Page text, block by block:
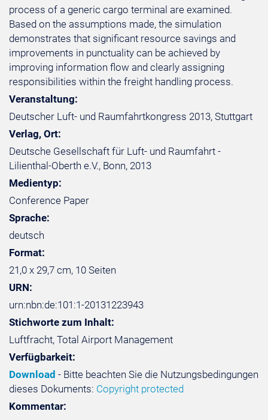
process of a generic cargo terminal are examined.
Based on the assumptions made, the simulation
demonstrates that significant resource savings and
improvements in punctuality can be achieved by
improving information flow and clearly assigning
responsibilities within the freight handling process.
Veranstaltung:
Deutscher Luft- und Raumfahrtkongress 2013, Stuttgart
Verlag, Ort:
Deutsche Gesellschaft für Luft- und Raumfahrt -
Lilienthal-Oberth e.V., Bonn, 2013
Medientyp:
Conference Paper
Sprache:
deutsch
Format:
21,0 x 29,7 cm, 10 Seiten
URN:
urn:nbn:de:101:1-20131223943
Stichworte zum Inhalt:
Luftfracht, Total Airport Management
Verfügbarkeit:
Download - Bitte beachten Sie die Nutzungsbedingungen
dieses Dokuments: Copyright protected
Kommentar: